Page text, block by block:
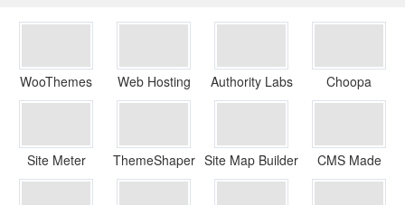
WooThemes
Web Hosting
Stuff
Authority Labs Choopa
Site Meter ThemeShaper Site Map Builder
CMS Made
Simple